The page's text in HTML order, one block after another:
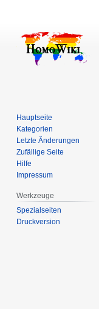
Hauptseite
Kategorien
Letzte Änderungen
Zufällige Seite
Hilfe
Impressum
Werkzeuge
Spezialseiten
Druckversion